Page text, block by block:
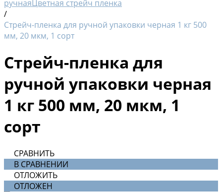
ручнаяЦветная стрейч пленка
/
Стрейч-пленка для ручной упаковки черная 1 кг 500
мм, 20 мкм, 1 сорт
Стрейч-пленка для
ручной упаковки черная
1 кг 500 мм, 20 мкм, 1
сорт
СРАВНИТЬ
В СРАВНЕНИИ
ОТЛОЖИТЬ
ОТЛОЖЕН